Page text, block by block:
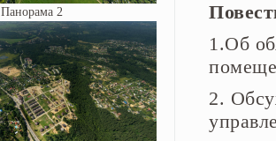
1.Об
2.
Панорама 2